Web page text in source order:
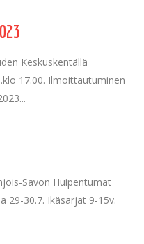
Keskuskentällä
17.00. Ilmoittautuminen
Savon Huipentumat
29-30.7. Ikäsarjat 9-15v.